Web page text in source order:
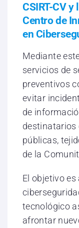
CSIRT-CV y
Centro de
en
Mediante
servicios de
preventivos
evitar
de
destinatarios
públicas,
de la
El objetivo
tecnológico
afrontar